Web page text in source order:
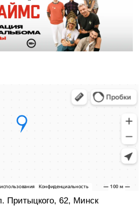
Притыцкого, 62, Минск